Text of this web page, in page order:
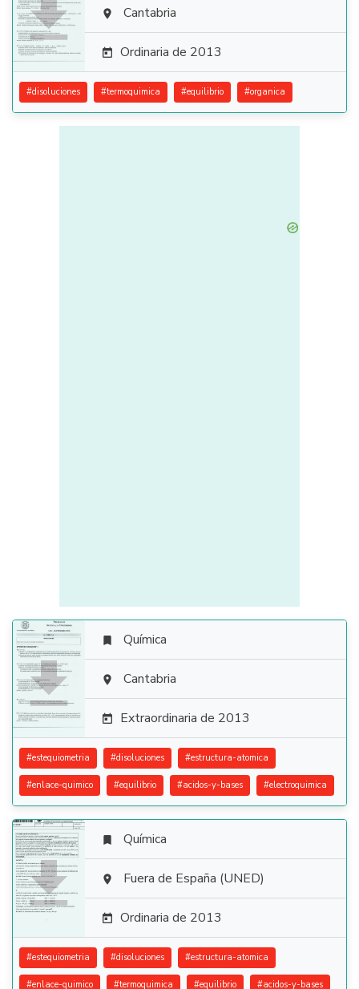
  Cantabria
 Ordinaria de 2013
#disoluciones #termoquimica #equilibrio #organica

 Química
 Cantabria
 Extraordinaria de 2013
#estequiometria #disoluciones #estructura-atomica
#enlace-quimico #equilibrio #acidos-y-bases #electroquimica

 Química
 Fuera de España (UNED)
 Ordinaria de 2013
#estequiometria #disoluciones #estructura-atomica
#enlace-quimico #termoquimica #equilibrio #acidos-y-bases